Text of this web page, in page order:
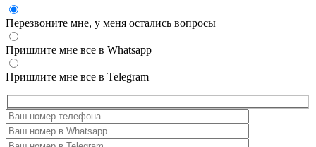
Перезвоните мне, у меня остались вопросы
Пришлите мне все в Whatsapp
Пришлите мне все в Telegram